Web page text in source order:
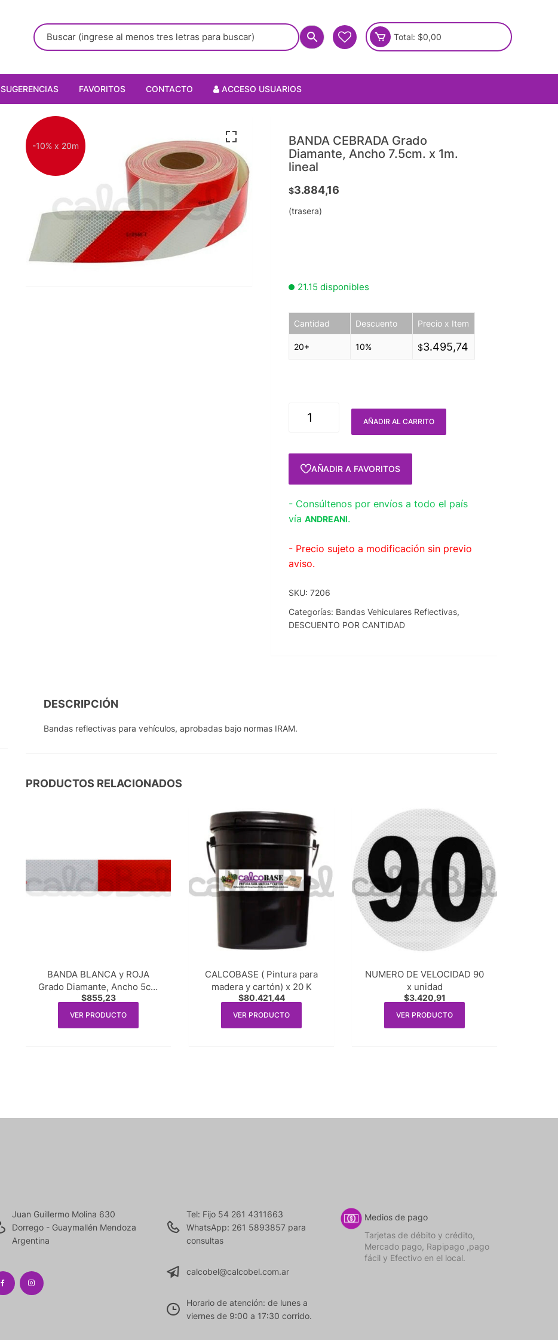
Total: $0,00
SUGERENCIAS FAVORITOS CONTACTO ACCESO USUARIOS
-10% x 20m
BANDA CEBRADA Grado
Diamante, Ancho 7.5cm. x 1m.
lineal
$3.884,16
(trasera)
21.15 disponibles
Cantidad Descuento Precio x Item
20+ 10% $3.495,74
AÑADIR AL CARRITO
AÑADIR A FAVORITOS
- Consúltenos por envíos a todo el país
víaANDREANI.
- Precio sujeto a modificación sin previo
aviso.
SKU:7206
Categorías: Bandas Vehiculares Reflectivas,
DESCUENTO POR CANTIDAD
DESCRIPCIÓN
Bandas reflectivas para vehículos, aprobadas bajo normas IRAM.
PRODUCTOS RELACIONADOS
BANDA BLANCA y ROJA
Grado Diamante, Ancho 5cm
x 30cm. x unidad
$855,23
VER PRODUCTO
CALCOBASE ( Pintura para
madera y cartón) x 20 K
$80.421,44
VER PRODUCTO
NUMERO DE VELOCIDAD 90
x unidad
$3.420,91
VER PRODUCTO
Juan Guillermo Molina 630
Dorrego - Guaymallén Mendoza
Argentina
Tel: Fijo 54 261 4311663
WhatsApp: 261 5893857 para
consultas
calcobel@calcobel.com.ar
Horario de atención: de lunes a
viernes de 9:00 a 17:30 corrido.
Medios de pago
Tarjetas de débito y crédito,
Mercado pago, Rapipago ,pago
fácil y Efectivo en el local.